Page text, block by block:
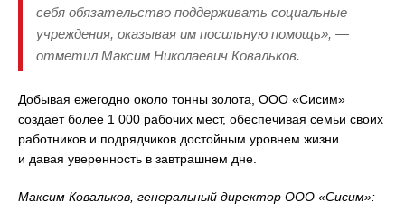
себя обязательство поддерживать социальные
учреждения, оказывая им посильную помощь», —
отметил Максим Николаевич Ковальков.
Добывая ежегодно около тонны золота, ООО «Сисим»
создает более 1 000 рабочих мест, обеспечивая семьи своих
работников и подрядчиков достойным уровнем жизни
и давая уверенность в завтрашнем дне.
Максим Ковальков, генеральный директор ООО «Сисим»: